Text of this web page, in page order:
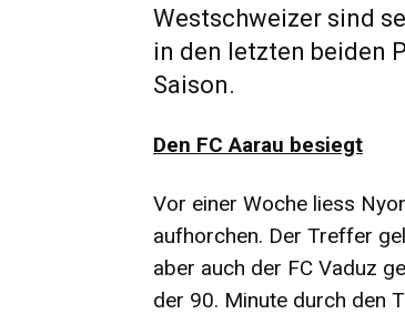
Westschweizer sind
in den letzten beiden
Saison.
Den FC Aarau besiegt
Vor einer Woche liess
aufhorchen. Der Treffer
aber auch der FC Vaduz
der 90. Minute durch den